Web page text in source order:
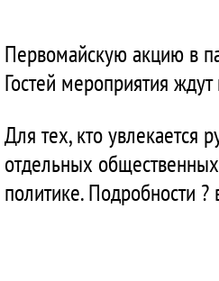
Первомайскую акцию в
Гостей мероприятия
Для тех, кто увлекается
отдельных
политике. Подробности